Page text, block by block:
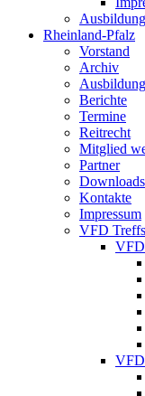
Rheinland-Pfalz
Vorstand
Archiv
Ausbildung
Berichte
Termine
Reitrecht
Mitglied
Partner
Downloads
Kontakte
Impressum
VFD Treffs